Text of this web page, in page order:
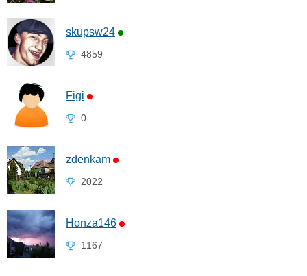
skupsw24
4859
Figi
0
zdenkam
2022
Honza146
1167